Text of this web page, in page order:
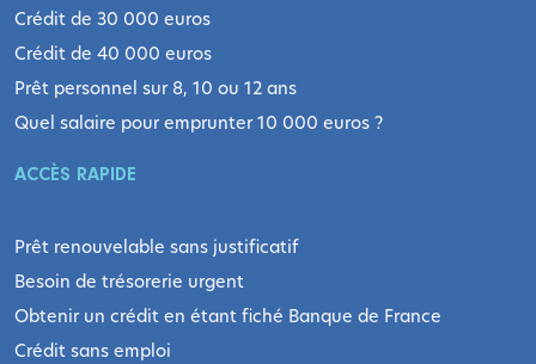
Crédit de 30 000 euros
Crédit de 40 000 euros
Prêt personnel sur 8, 10 ou 12 ans
Quel salaire pour emprunter 10 000 euros ?
ACCÈS RAPIDE
Prêt renouvelable sans justificatif
Besoin de trésorerie urgent
Obtenir un crédit en étant fiché Banque de France
Crédit sans emploi